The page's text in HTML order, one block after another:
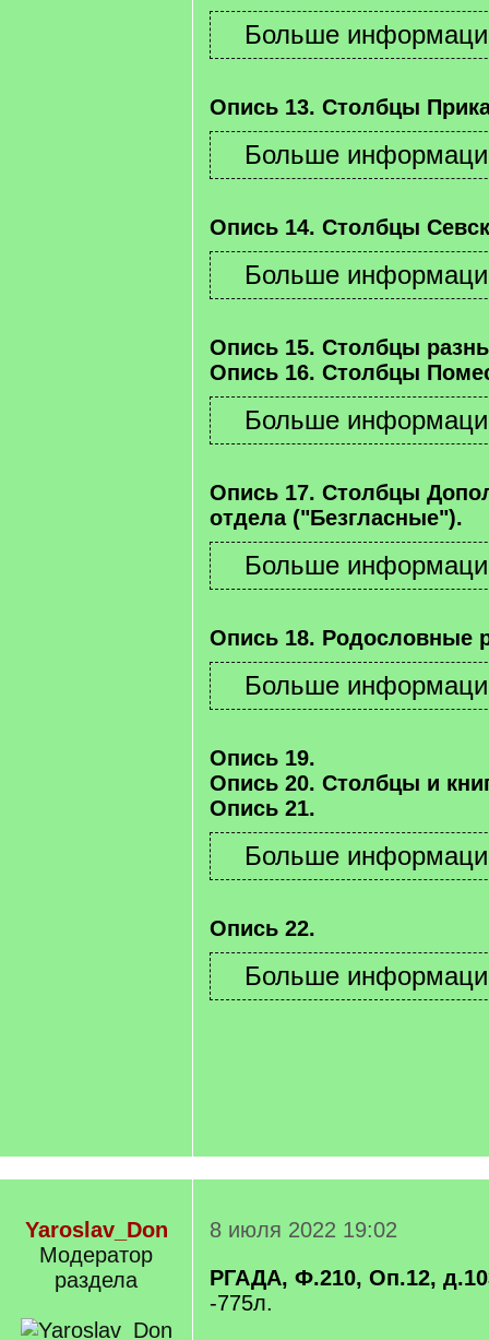
Опись 13. Столбцы
Опись 14. Столбцы
Опись 15. Столбцы
Опись 16. Столбцы
Опись 17. Столбцы
отдела ("Безгласные").
Опись 18. Родословные
Опись 19.
Опись 20. Столбцы и
Опись 21.
Опись 22.
Yaroslav_Don
Модератор
раздела
8 июля 2022 19:02
РГАДА, Ф.210, Оп.12,
-775л.